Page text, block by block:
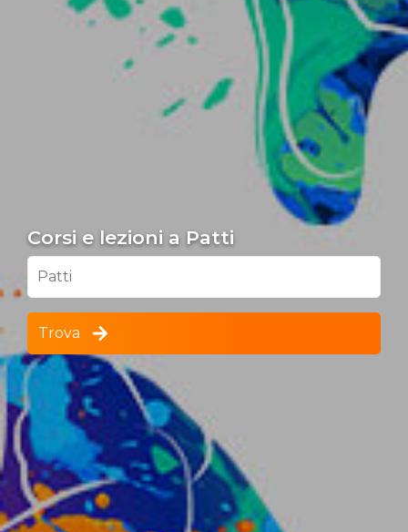
Corsi e lezioni a Patti
Patti
Trova